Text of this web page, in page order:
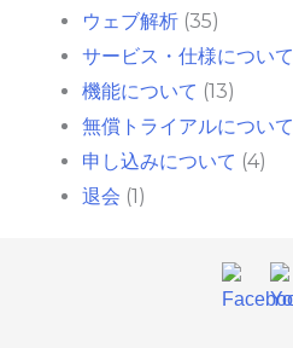
ウェブ解析 (35)
サービス・仕様について
機能について (13)
無償トライアルについて
申し込みについて (4)
退会 (1)